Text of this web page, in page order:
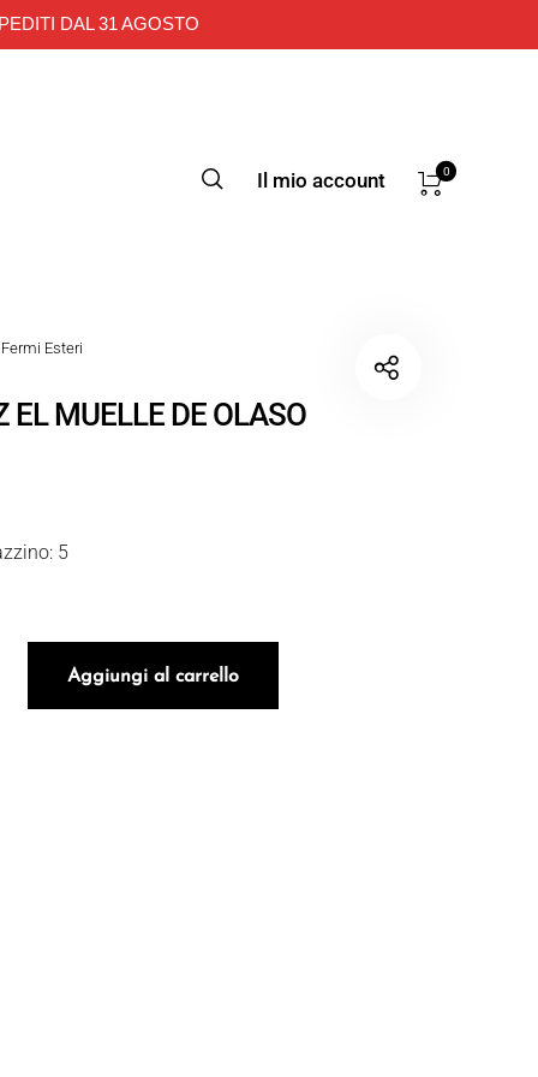
DAL 31 AGOSTO
Il mio account 0
Fermi Esteri
EL MUELLE DE OLASO
5
DE OLASO 2025 quantità
Aggiungi al carrello